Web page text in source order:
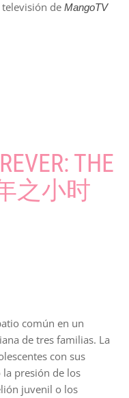
televisión de MangoTV
THE
之小时
común en un
de tres familias. La
con sus
presión de los
juvenil o los